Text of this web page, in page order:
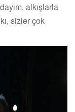
alkışlarla
sizler çok